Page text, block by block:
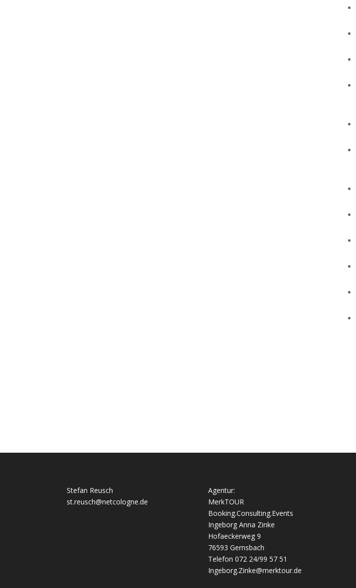
Stefan Reusch
st.reusch@netcologne.de
Agentur:
MerkTOUR
Booking.Consulting.Events
Ingeborg Anna Zinke
Hofaeckerweg 9
76593 Gernsbach
Telefon 072 24/99 57 51
Ingeborg.Zinke@merktour.de